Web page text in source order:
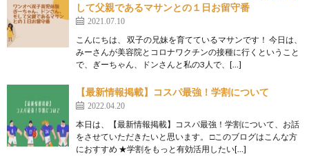
して父親であるマサンとの１日お留守番
2021.07.10
こんにちは、 双子の兄妹を育てているマサンです！ 今日は、
みーさんが美容院とコロナワクチンの接種に行くということ
で、ぎーちゃん、ドンさんと私の3人で、[…]
【最新情報掲載】コスパ最強！学割について
2022.04.20
本日は、【最新情報掲載】コスパ最強！学割について、お話
をさせていただきたいと思います。 □このブログはこんな方
におすすめ ★学割をもっと有効活用したい[…]